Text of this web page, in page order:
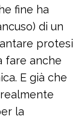
fine ha
di un
protesi
fare anche
E già che
la